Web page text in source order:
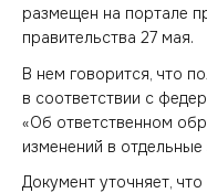
размещен на портале
правительства 27 мая.
В нем говорится, что
в соответствии с
«Об ответственном
изменений в
Документ уточняет,